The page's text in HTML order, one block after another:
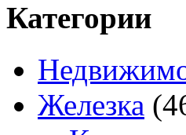
Категории
Железка